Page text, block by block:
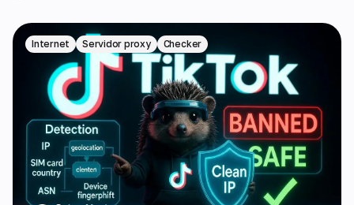
Internet Servidor proxy Checker